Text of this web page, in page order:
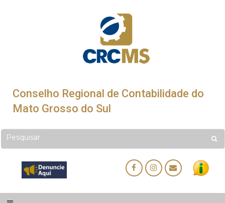
Conselho Regional de Contabilidade do
Mato Grosso do Sul